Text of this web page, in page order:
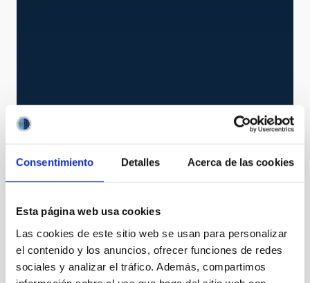
Consentimiento Detalles Acerca de las cookies
Esta página web usa cookies
Las cookies de este sitio web se usan para personalizar
el contenido y los anuncios, ofrecer funciones de redes
sociales y analizar el tráfico. Además, compartimos
Small fibres
InstrumentImaging